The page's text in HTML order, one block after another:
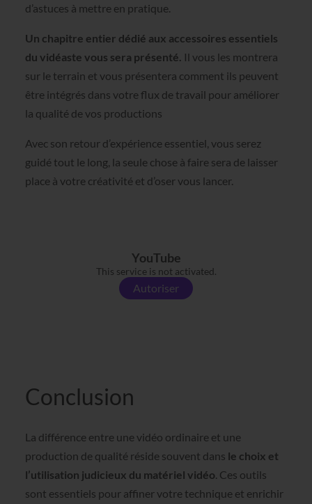
d’astuces à mettre en pratique.
Un chapitre entier dédié aux accessoires essentiels
du vidéaste vous sera présenté. Il vous les montrera
sur le terrain et vous présentera comment ils peuvent
être intégrés dans votre flux de travail pour améliorer
la qualité de vos productions
Avec son retour d’expérience essentiel, vous serez
guidé tout le long, la seule chose à faire sera de laisser
place à votre créativité et d’oser vous lancer.
YouTube
This service is not activated.
Autoriser
Conclusion
La différence entre une vidéo ordinaire et une
production de qualité réside souvent dans le choix et
l’utilisation judicieux du matériel vidéo . Ces outils
sont essentiels pour affiner votre technique et enrichir